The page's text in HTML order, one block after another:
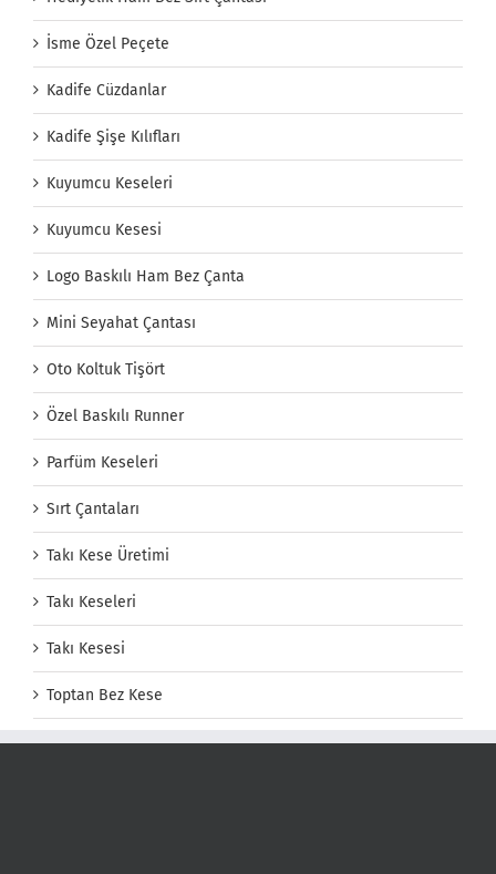
İsme Özel Peçete
Kadife Cüzdanlar
Kadife Şişe Kılıfları
Kuyumcu Keseleri
Kuyumcu Kesesi
Logo Baskılı Ham Bez Çanta
Mini Seyahat Çantası
Oto Koltuk Tişört
Özel Baskılı Runner
Parfüm Keseleri
Sırt Çantaları
Takı Kese Üretimi
Takı Keseleri
Takı Kesesi
Toptan Bez Kese